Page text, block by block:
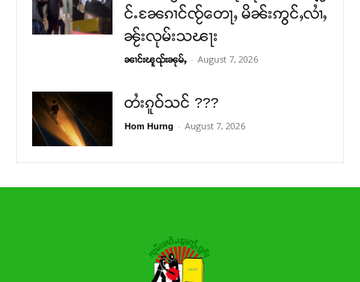
င်ႉၼႄၵၢင်ၸႂ်တေႃႇ မိၼ်းဢွင်ႇလၢႆႇ
ၼႂ်းလုမ်းသၽႃး
ၼၢင်းၽူၺ်းၼုမ်ႇ - August 7, 2026
တႆးၵူဝ်သင် ???
Hom Hurng - August 7, 2026